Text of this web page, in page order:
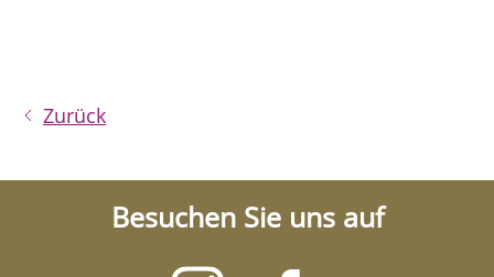
Zurück
Besuchen Sie uns auf
Besuchen
Besuchen